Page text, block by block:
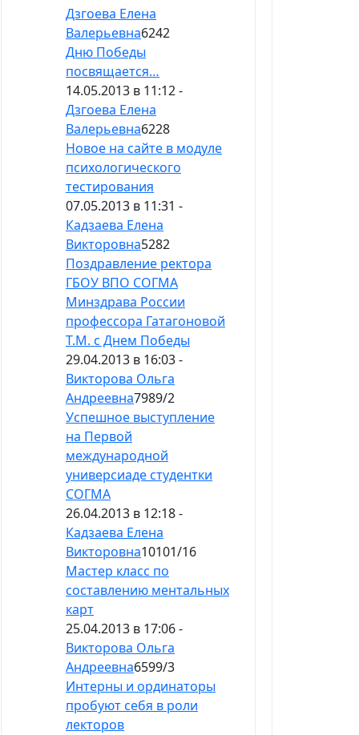
Дзгоева Елена
Валерьевна6242
Дню Победы
посвящается…
14.05.2013 в 11:12 -
Дзгоева Елена
Валерьевна6228
Новое на сайте в модуле
психологического
тестирования
07.05.2013 в 11:31 -
Кадзаева Елена
Викторовна5282
Поздравление ректора
ГБОУ ВПО СОГМА
Минздрава России
профессора Гатагоновой
Т.М. с Днем Победы
29.04.2013 в 16:03 -
Викторова Ольга
Андреевна7989/2
Успешное выступление
на Первой
международной
универсиаде студентки
СОГМА
26.04.2013 в 12:18 -
Кадзаева Елена
Викторовна10101/16
Мастер класс по
составлению ментальных
карт
25.04.2013 в 17:06 -
Викторова Ольга
Андреевна6599/3
Интерны и ординаторы
пробуют себя в роли
лекторов